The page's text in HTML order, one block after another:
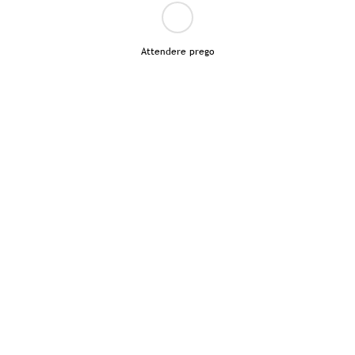
Attendere prego